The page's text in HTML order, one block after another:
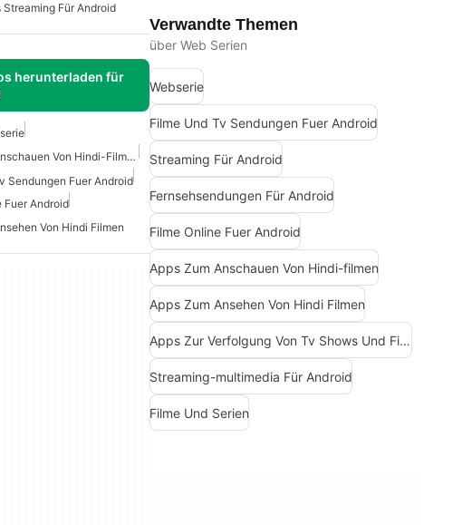
Streaming Für Android
herunterladen für
Apps Zum Anschauen Von Hindi-Filmen
Sendungen Fuer Android
Fuer Android
Von Hindi Filmen
Verwandte Themen
über Web Serien
Webserie
Filme Und Tv Sendungen Fuer Android
Streaming Für Android
Fernsehsendungen Für Android
Filme Online Fuer Android
Apps Zum Anschauen Von Hindi-filmen
Apps Zum Ansehen Von Hindi Filmen
Apps Zur Verfolgung Von Tv Shows Und Filmen
Streaming-multimedia Für Android
Filme Und Serien